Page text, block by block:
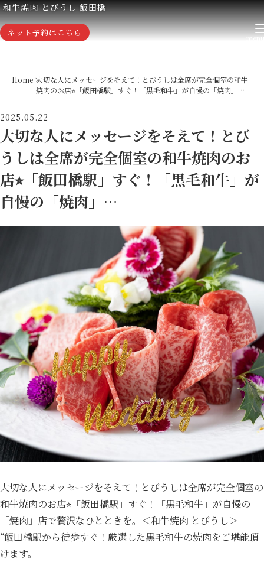
和牛焼肉 とびうし 飯田橋
ネット予約はこちら
Home 大切な人にメッセージをそえて！とびうしは全席が完全個室の和牛
焼肉のお店⭐︎「飯田橋駅」すぐ！「黒毛和牛」が自慢の「焼肉」…
2025.05.22
大切な人にメッセージをそえて！とび
うしは全席が完全個室の和牛焼肉のお
店⭐︎「飯田橋駅」すぐ！「黒毛和牛」が
自慢の「焼肉」…
大切な人にメッセージをそえて！とびうしは全席が完全個室の
和牛焼肉のお店⭐︎「飯田橋駅」すぐ！「黒毛和牛」が自慢の
「焼肉」店で贅沢なひとときを。＜和牛焼肉 とびうし＞
“飯田橋駅から徒歩すぐ！厳選した黒毛和牛の焼肉をご堪能頂
けます。